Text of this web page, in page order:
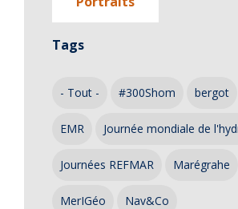
Tags
- Tout - #300Shom bergot
EMR Journée mondiale de
Journées REFMAR Marégrahe
MerIGéo Nav&Co